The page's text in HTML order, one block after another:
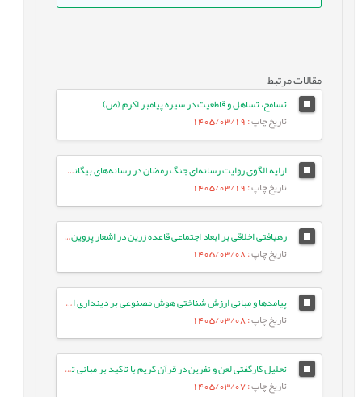
مقالات مرتبط
تسامح، تساهل و قاطعیت در سیره پیامبر اکرم (ص)
تاریخ چاپ: 1405/03/19
ارایه الگوی روایت رسانه‌ای جنگ رمضان در رسانه‌های بیگانه: مطالعه موردی ایران اینترنشنال
تاریخ چاپ: 1405/03/19
رهیافتی اخلاقی بر ابعاد اجتماعی قاعده زرین در اشعار پروین اعتصامی
تاریخ چاپ: 1405/03/08
پیامدها و مبانی ارزش شناختی هوش مصنوعی بر دینداری انسان معاصر
تاریخ چاپ: 1405/03/08
تحلیل کارگفتی لعن و نفرین در قرآن کریم با تاکید بر مبانی تربیتی آن
تاریخ چاپ: 1405/03/07